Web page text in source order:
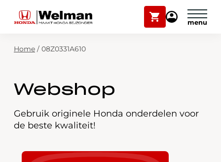
Winkelwagen
Mijn
Modellen
Over ons
Webshop
Zoekfunctie
Plan onderhoud
Mijn Honda Welman
Home / 08Z0331A610
Webshop
Gebruik originele Honda onderdelen voor
de beste kwaliteit!